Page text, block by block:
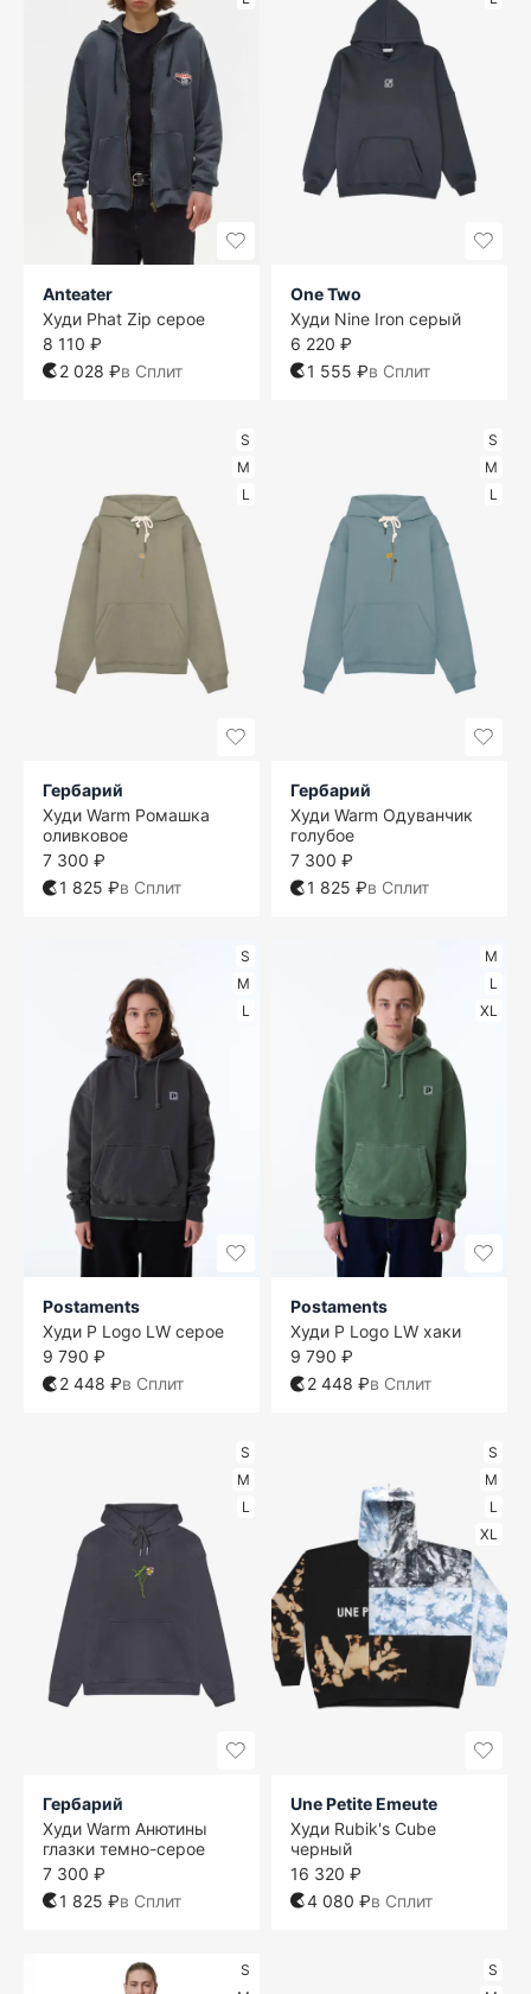
Anteater
Худи Phat Zip серое
8 110 ₽
2 028 ₽в Сплит
One Two
Худи Nine Iron серый
6 220 ₽
1 555 ₽в Сплит
S
M
L
Гербарий
Худи Warm Ромашка
оливковое
7 300 ₽
1 825 ₽в Сплит
S
M
L
Гербарий
Худи Warm Одуванчик
голубое
7 300 ₽
1 825 ₽в Сплит
S
M
L
Postaments
Худи P Logo LW серое
9 790 ₽
2 448 ₽в Сплит
M
L
XL
Postaments
Худи P Logo LW хаки
9 790 ₽
2 448 ₽в Сплит
S
M
L
Гербарий
Худи Warm Анютины
глазки темно-серое
7 300 ₽
1 825 ₽в Сплит
S
M
L
XL
Une Petite Emeute
Худи Rubik's Cube
черный
16 320 ₽
4 080 ₽в Сплит
S
S